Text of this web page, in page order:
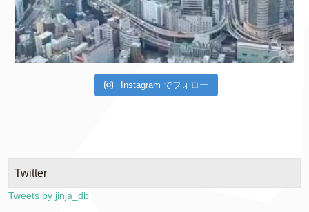
Instagram でフォロー
Twitter
Tweets by jinja_db